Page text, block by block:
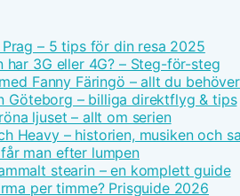
– 5 tips för din resa 2025
har 3G eller 4G? – Steg-för-steg
Fanny Färingö – allt du
Göteborg – billiga direktflyg & tips
ljuset – allt om serien
Heavy – historien, musiken och
man efter lumpen
stearin – en komplett guide
per timme? Prisguide 2026